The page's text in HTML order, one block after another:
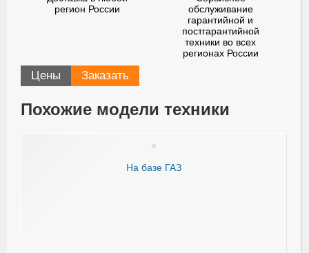
регион России
обслуживание
гарантийной и
постгарантийной
техники во всех
регионах России
Цены Заказать
Похожие модели техники
На базе ГАЗ